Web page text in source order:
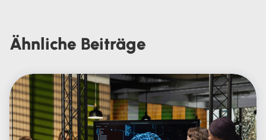
Ähnliche Beiträge